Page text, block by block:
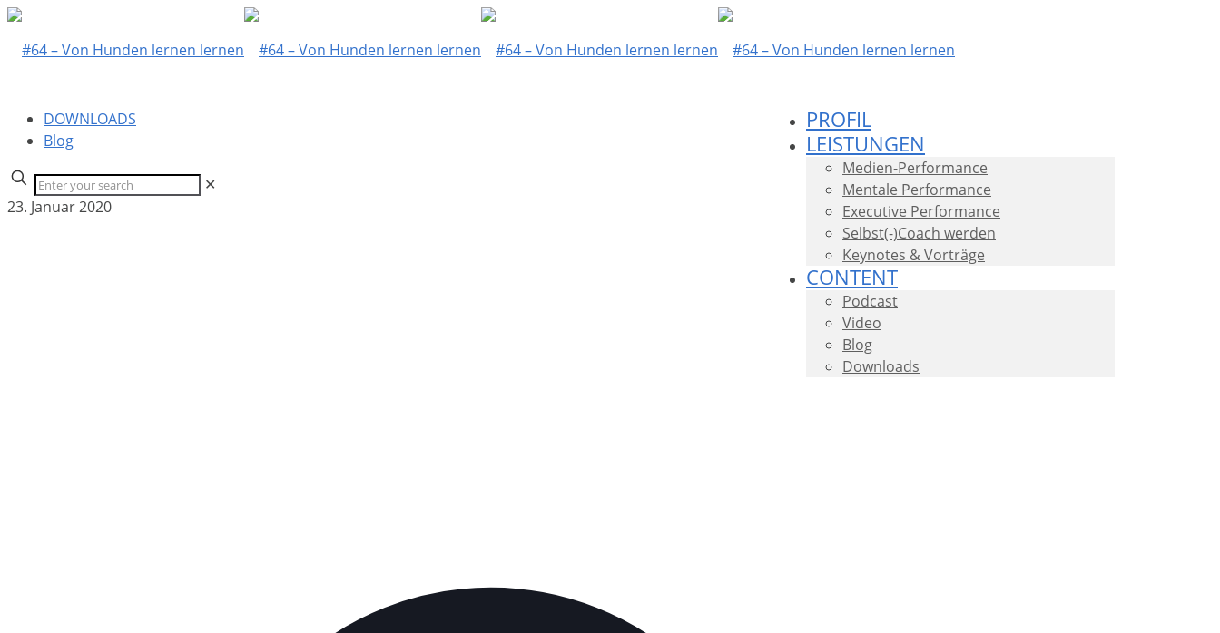
PROFIL
LEISTUNGEN
Medien-Performance
Mentale Performance
Executive Performance
Selbst(-)Coach werden
Keynotes & Vorträge
CONTENT
Podcast
Video
Blog
Downloads
DOWNLOADS
Blog
✕
23. Januar 2020